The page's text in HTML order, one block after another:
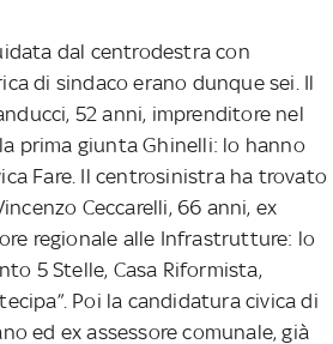
dal centrodestra con
di sindaco erano dunque sei. Il
52 anni, imprenditore nel
prima giunta Ghinelli: lo hanno
Fare. Il centrosinistra ha trovato
Ceccarelli, 66 anni, ex
regionale alle Infrastrutture: lo
5 Stelle, Casa Riformista,
Poi la candidatura civica di
ed ex assessore comunale, già